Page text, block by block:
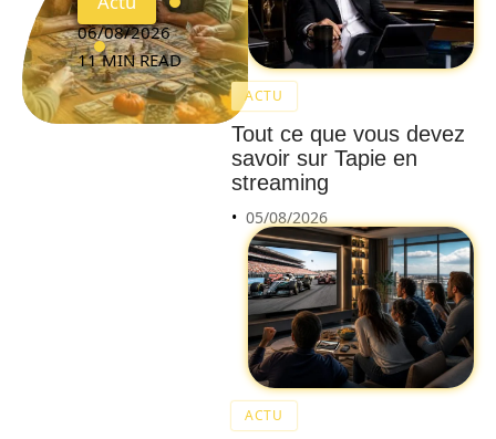
06/08/2026
11 MIN READ
ACTU
Tout ce que vous devez
savoir sur Tapie en
streaming
05/08/2026
ACTU